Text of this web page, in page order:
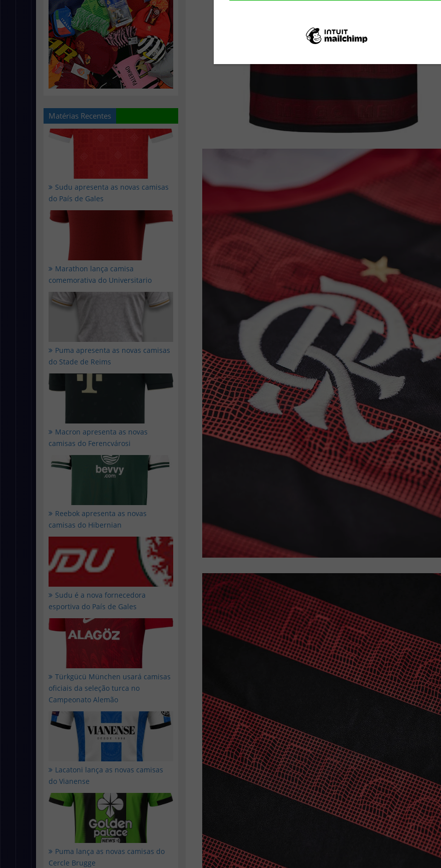
Matérias Recentes
Sudu apresenta as novas camisas
do País de Gales
Marathon lança camisa
comemorativa do Universitario
Puma apresenta as novas camisas
do Stade de Reims
Macron apresenta as novas
camisas do Ferencvárosi
Reebok apresenta as novas
camisas do Hibernian
Sudu é a nova fornecedora
esportiva do País de Gales
Türkgücü München usará camisas
oficiais da seleção turca no
Campeonato Alemão
Lacatoni lança as novas camisas
do Vianense
Puma lança as novas camisas do
Cercle Brugge